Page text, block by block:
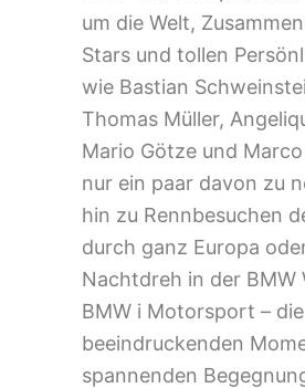
um die Welt,
Stars und tollen
wie Bastian
Thomas Müller,
Mario Götze und Marco
nur ein paar davon zu
hin zu Rennbesuchen
durch ganz Europa
Nachtdreh in der BMW
BMW i Motorsport –
beeindruckenden
spannenden